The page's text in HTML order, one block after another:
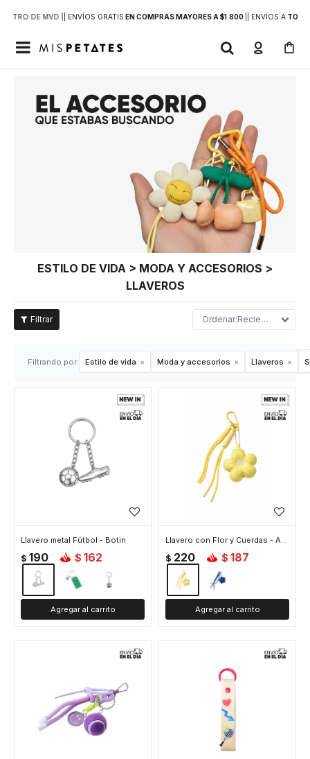
DE MVD | | ENVÍOS GRATIS EN COMPRAS MAYORES A $1.800 | ENVÍOS ATODO

ESTILO DE VIDA > MODA Y ACCESORIOS >
LLAVEROS
Recientes
Filtrando por: Estilo de vida Moda y accesorios Llaveros
Llavero metal Fútbol - Botin
$ 190 $ 162
Llavero con Flor y Cuerdas - Amarillo
$ 220 $ 187